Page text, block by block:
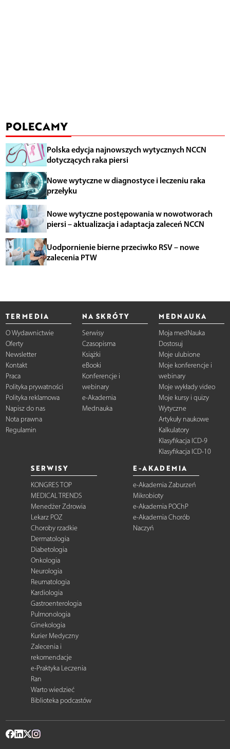
POLECAMY
Polska edycja najnowszych wytycznych NCCN
dotyczących raka piersi
Nowe wytyczne w diagnostyce i leczeniu raka
przełyku
Nowe wytyczne postępowania w nowotworach
piersi – aktualizacja i adaptacja zaleceń NCCN
Uodpornienie bierne przeciwko RSV – nowe
zalecenia PTW
TERMEDIA
O Wydawnictwie
Oferty
Newsletter
Kontakt
Praca
Polityka prywatności
Polityka reklamowa
Napisz do nas
Nota prawna
Regulamin
NA SKRÓTY
Serwisy
Czasopisma
Książki
eBooki
Konferencje i
webinary
e-Akademia
Mednauka
MEDNAUKA
Moja medNauka
Dostosuj
Moje ulubione
Moje konferencje i
webinary
Moje wykłady video
Moje kursy i quizy
Wytyczne
Artykuły naukowe
Kalkulatory
Klasyfikacja ICD-9
Klasyfikacja ICD-10
SERWISY
KONGRES TOP
MEDICAL TRENDS
Menedżer Zdrowia
Lekarz POZ
Choroby rzadkie
Dermatologia
Diabetologia
Onkologia
Neurologia
Reumatologia
Kardiologia
Gastroenterologia
Pulmonologia
Ginekologia
Kurier Medyczny
Zalecenia i
rekomendacje
e-Praktyka Leczenia
Ran
Warto wiedzieć
Biblioteka podcastów
E-AKADEMIA
e-Akademia Zaburzeń
Mikrobioty
e-Akademia POChP
e-Akademia Chorób
Naczyń